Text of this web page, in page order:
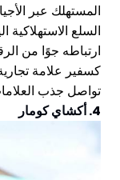
المستهلك عبر
السلع
كسفير علامة
تواصل جذب
4. أكشاي كومار